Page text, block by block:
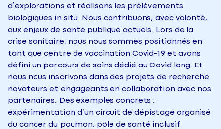
d’explorations et réalisons les prélèvements
biologiques in situ. Nous contribuons, avec volonté,
aux enjeux de santé publique actuels. Lors de la
crise sanitaire, nous nous sommes positionnés en
tant que centre de vaccination Covid-19 et avons
défini un parcours de soins dédié au Covid long. Et
nous nous inscrivons dans des projets de recherche
novateurs et engageants en collaboration avec nos
partenaires. Des exemples concrets :
expérimentation d’un circuit de dépistage organisé
du cancer du poumon, pôle de santé inclusif